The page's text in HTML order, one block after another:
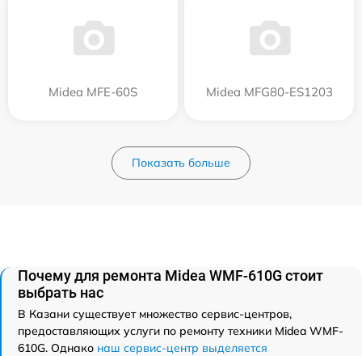
Midea MFE-60S Midea MFG80-ES1203
Показать больше
Почему для ремонта Midea WMF-610G стоит
выбрать нас
В Казани существует множество сервис-центров,
предоставляющих услуги по ремонту техники Midea WMF-
610G. Однако наш сервис-центр выделяется